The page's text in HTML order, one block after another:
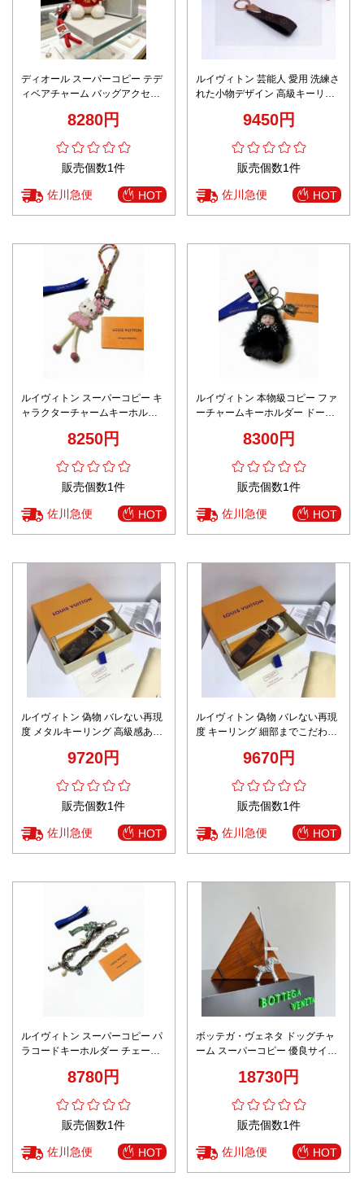
ディオール スーパーコピー テデ
ィベアチャーム バッグアクセサ
8280円
販売個数1件
佐川急便 HOT
ルイヴィトン 芸能人 愛用 洗練さ
れた小物デザイン 高級キーリン
9450円
販売個数1件
佐川急便 HOT
ルイヴィトン スーパーコピー キ
ャラクターチャームキーホルダ
ザイン ブランド代用
8250円
販売個数1件
佐川急便 HOT
ルイヴィトン 本物級コピー ファ
ーチャームキーホルダー ドール
8300円
販売個数1件
佐川急便 HOT
ルイヴィトン 偽物 バレない再現
度 メタルキーリング 高級感あふ
9720円
販売個数1件
佐川急便 HOT
ルイヴィトン 偽物 バレない再現
度 キーリング 細部までこだわっ
9670円
販売個数1件
佐川急便 HOT
ルイヴィトン スーパーコピー パ
ラコードキーホルダー チェーン
8780円
販売個数1件
佐川急便 HOT
ボッテガ・ヴェネタ ドッグチャ
ーム スーパーコピー 優良サイト
ートレザー仕様18730円
販売個数1件
佐川急便 HOT